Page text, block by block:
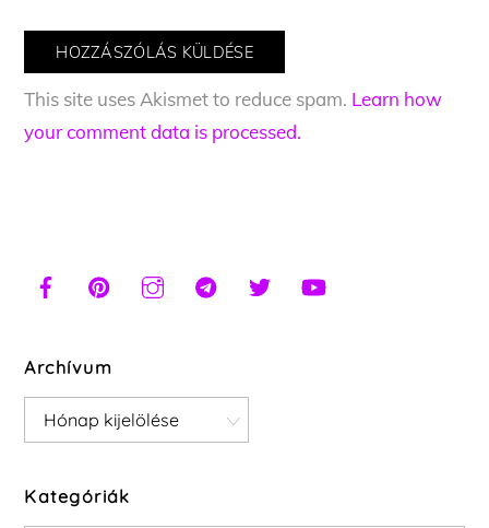
This site uses Akismet to reduce spam. Learn how
your comment data is processed.
Archívum
Archívum
Kategóriák